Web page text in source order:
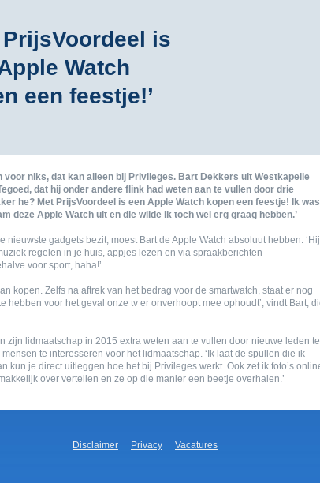
prijsvoordeel is
watch
een feestje!’
voor niks, dat kan alleen bij privileges. bart dekkers uit westkapelle
dat hij onder andere flink had weten aan te vullen door drie
he? met prijsvoordeel is een apple watch kopen een feestje! ik was
deze apple watch uit en die wilde ik toch wel erg graag hebben.’
gadgets bezit, moest bart de apple watch absoluut hebben. ‘hij
regelen in je huis, appjes lezen en via spraakberichten
voor sport, haha!’
kopen. zelfs na aftrek van het bedrag voor de smartwatch, staat er nog
hebben voor het geval onze tv er onverhoopt mee ophoudt’, vindt bart,
lidmaatschap in 2015 extra weten aan te vullen door nieuwe leden te
te interesseren voor het lidmaatschap. ‘ik laat de spullen die ik
kun je direct uitleggen hoe het bij privileges werkt. ook zet ik foto’s
over vertellen en ze op die manier een beetje overhalen.’
disclaimer privacy vacatures